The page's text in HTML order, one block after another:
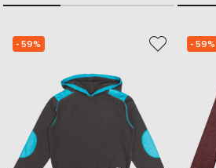
- 59% - 59%